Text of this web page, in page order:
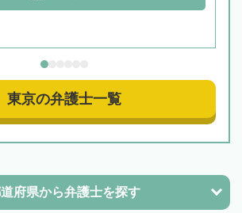
東京の弁護士一覧
府県から弁護士を探す